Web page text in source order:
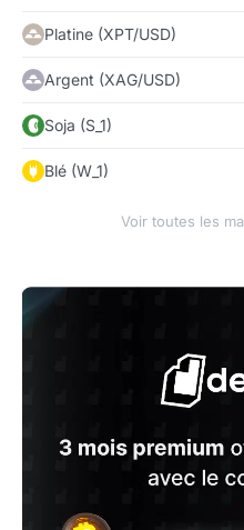
Platine (XPT/USD)
Argent (XAG/USD)
Soja (S_1)
Blé (W_1)
Voir toutes les